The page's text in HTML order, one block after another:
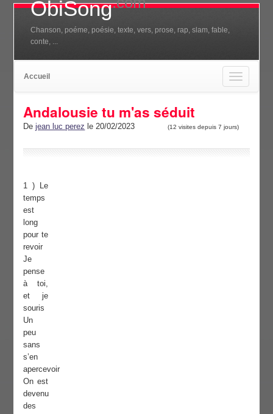
ObiSong
Chanson, poéme, poésie, texte, vers, prose, rap, slam, fable,
conte, ...
Toggle
navigation
Accueil
Andalousie tu m'as séduit
Dejean luc perez le 20/02/2023 (12 visites depuis 7 jours)
1 ) Le
temps
est
long
pour te
revoir
Je
pense
à toi,
et je
souris
Un
peu
sans
s’en
apercevoir
On est
devenu
des